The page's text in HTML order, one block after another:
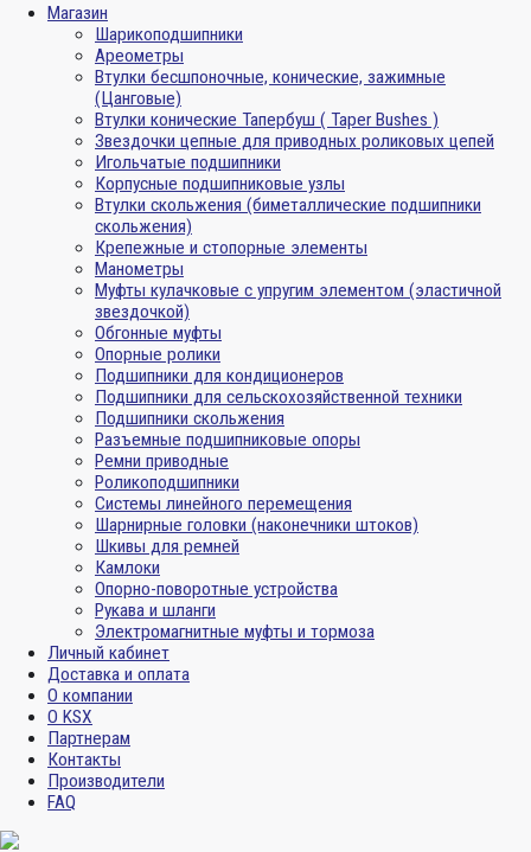
Магазин
Шарикоподшипники
Ареометры
Втулки бесшпоночные, конические, зажимные
(Цанговые)
Втулки конические Тапербуш ( Taper Bushes )
Звездочки цепные для приводных роликовых цепей
Игольчатые подшипники
Корпусные подшипниковые узлы
Втулки скольжения (биметаллические подшипники
скольжения)
Крепежные и стопорные элементы
Манометры
Муфты кулачковые с упругим элементом (эластичной
звездочкой)
Обгонные муфты
Опорные ролики
Подшипники для кондиционеров
Подшипники для сельскохозяйственной техники
Подшипники скольжения
Разъемные подшипниковые опоры
Ремни приводные
Роликоподшипники
Системы линейного перемещения
Шарнирные головки (наконечники штоков)
Шкивы для ремней
Камлоки
Опорно-поворотные устройства
Рукава и шланги
Электромагнитные муфты и тормоза
Личный кабинет
Доставка и оплата
О компании
О KSX
Партнерам
Контакты
Производители
FAQ